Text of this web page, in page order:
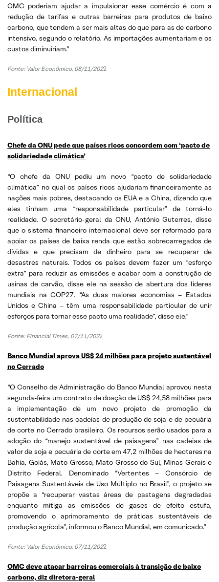
OMC poderiam ajudar a impulsionar esse comércio é com a
redução de tarifas e outras barreiras para produtos de baixo
carbono, que tendem a ser mais altas do que para as de carbono
intensivo, segundo o relatório. As importações aumentariam e os
custos diminuiriam.”
Fonte: Valor Econômico, 08/11/2022
Internacional
Política
Chefe da ONU pede que países ricos concordem com ‘pacto de
solidariedade climática’
“O chefe da ONU pediu um novo “pacto de solidariedade
climática” no qual os países ricos ajudariam financeiramente as
nações mais pobres, destacando os EUA e a China, dizendo que
eles tinham uma “responsabilidade particular” de torná-lo
realidade. O secretário-geral da ONU, António Guterres, disse
que o sistema financeiro internacional deve ser reformado para
apoiar os países de baixa renda que estão sobrecarregados de
dívidas e que precisam de dinheiro para se recuperar de
desastres naturais. Todos os países devem fazer um “esforço
extra” para reduzir as emissões e acabar com a construção de
usinas de carvão, disse ele na sessão de abertura dos líderes
mundiais na COP27. “As duas maiores economias – Estados
Unidos e China – têm uma responsabilidade particular de unir
esforços para tornar esse pacto uma realidade”, disse ele.”
Fonte: Financial Times, 07/11/2022
Banco Mundial aprova US$ 24 milhões para projeto sustentável
no Cerrado
“O Conselho de Administração do Banco Mundial aprovou nesta
segunda-feira um contrato de doação de US$ 24,58 milhões para
a implementação de um novo projeto de promoção da
sustentabilidade nas cadeias de produção de soja e de pecuária
de corte no Cerrado brasileiro. Os recursos serão usados para a
adoção do “manejo sustentável de paisagens” nas cadeias de
valor de soja e pecuária de corte em 47,2 milhões de hectares na
Bahia, Goiás, Mato Grosso, Mato Grosso do Sul, Minas Gerais e
Distrito Federal. Denominado “Vertentes – Consórcio de
Paisagens Sustentáveis de Uso Múltiplo no Brasil”, o projeto se
propõe a “recuperar vastas áreas de pastagens degradadas
enquanto mitiga as emissões de gases de efeito estufa,
promovendo o aprimoramento de práticas sustentáveis de
produção agrícola”, informou o Banco Mundial, em comunicado.”
Fonte: Valor Econômico, 07/11/2022
OMC deve atacar barreiras comerciais à transição de baixo
carbono, diz diretora-geral